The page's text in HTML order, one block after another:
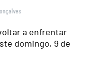
a enfrentar
domingo, 9 de